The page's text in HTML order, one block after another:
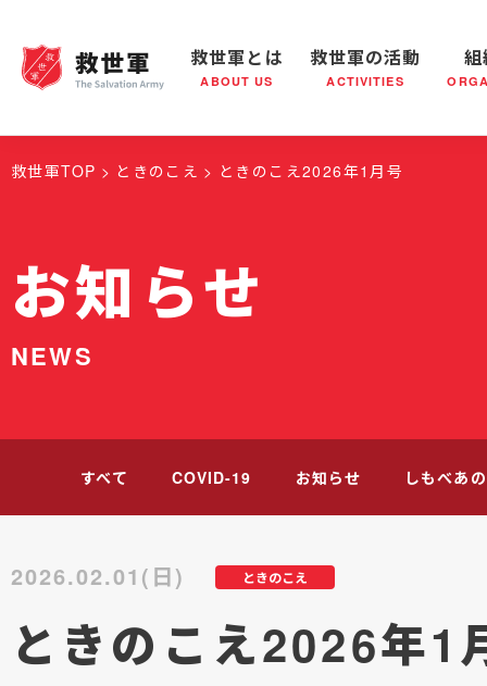
救世軍とは
ABOUT US
救世軍とは 世界が抱えている社会問題 救世軍
救世軍の活動
ACTIVITIES
救世軍の活動 社会鍋
組織概要
救世軍TOP ときのこえ ときのこえ2026年1月号
お知らせ
NEWS
すべて COVID-19 お知らせ しもべあ
ときのこえ
2026.02.01(日)
ときのこえ2026年1